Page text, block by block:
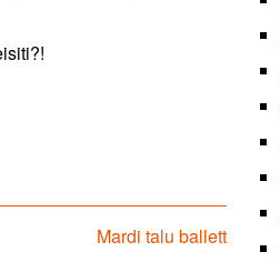
Next
Mardi talu ballett